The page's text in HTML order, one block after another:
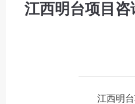
江西明台项目
江西明台项